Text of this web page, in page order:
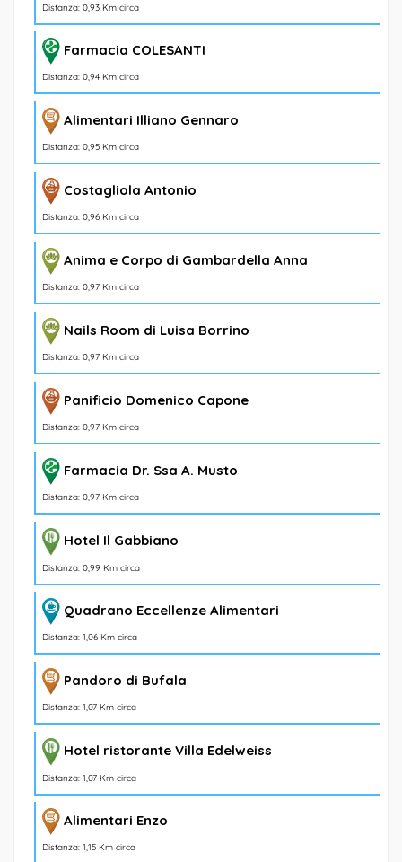
Distanza: 0,93 Km circa
Farmacia COLESANTI
Distanza: 0,94 Km circa
Alimentari Illiano Gennaro
Distanza: 0,95 Km circa
Costagliola Antonio
Distanza: 0,96 Km circa
Anima e Corpo di Gambardella Anna
Distanza: 0,97 Km circa
Nails Room di Luisa Borrino
Distanza: 0,97 Km circa
Panificio Domenico Capone
Distanza: 0,97 Km circa
Farmacia Dr. Ssa A. Musto
Distanza: 0,97 Km circa
Hotel Il Gabbiano
Distanza: 0,99 Km circa
Quadrano Eccellenze Alimentari
Distanza: 1,06 Km circa
Pandoro di Bufala
Distanza: 1,07 Km circa
Hotel ristorante Villa Edelweiss
Distanza: 1,07 Km circa
Alimentari Enzo
Distanza: 1,15 Km circa